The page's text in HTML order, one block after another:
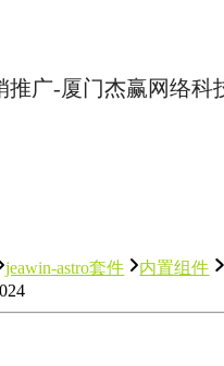
jeawin-astro套件 内置组件